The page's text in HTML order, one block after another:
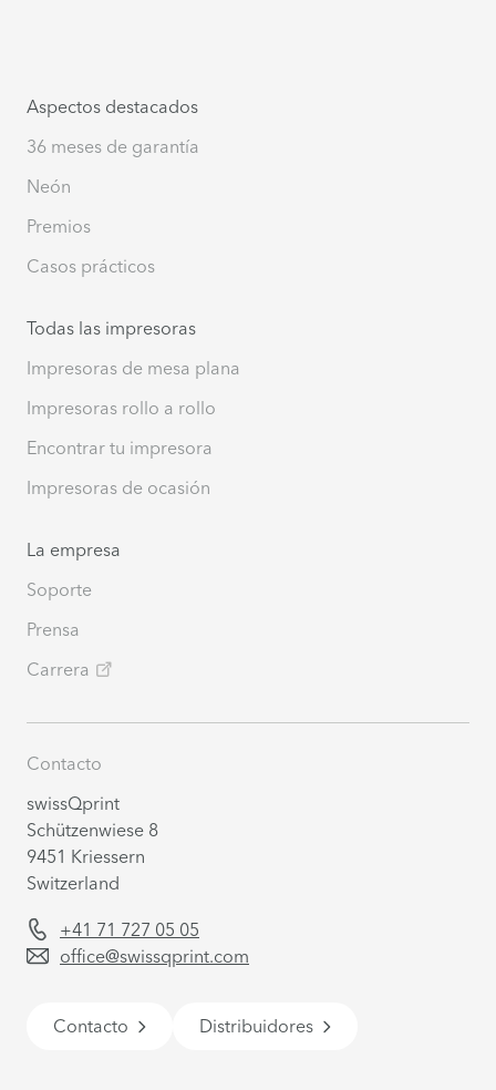
Aspectos destacados
36 meses de garantía
Neón
Premios
Casos prácticos
Todas las impresoras
Impresoras de mesa plana
Impresoras rollo a rollo
Encontrar tu impresora
Impresoras de ocasión
La empresa
Soporte
Prensa
Carrera
Contacto
swissQprint
Schützenwiese 8
9451 Kriessern
Switzerland
+41 71 727 05 05
office@swissqprint.com
Contacto Distribuidores